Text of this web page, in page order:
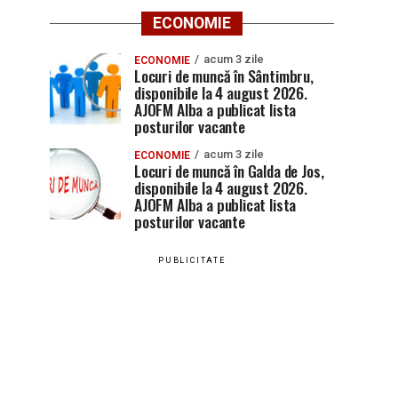
ECONOMIE
ECONOMIE acum 3 zile
Locuri de muncă în Sântimbru,
disponibile la 4 august 2026.
AJOFM Alba a publicat lista
posturilor vacante
ECONOMIE acum 3 zile
Locuri de muncă în Galda de Jos,
disponibile la 4 august 2026.
AJOFM Alba a publicat lista
posturilor vacante
PUBLICITATE